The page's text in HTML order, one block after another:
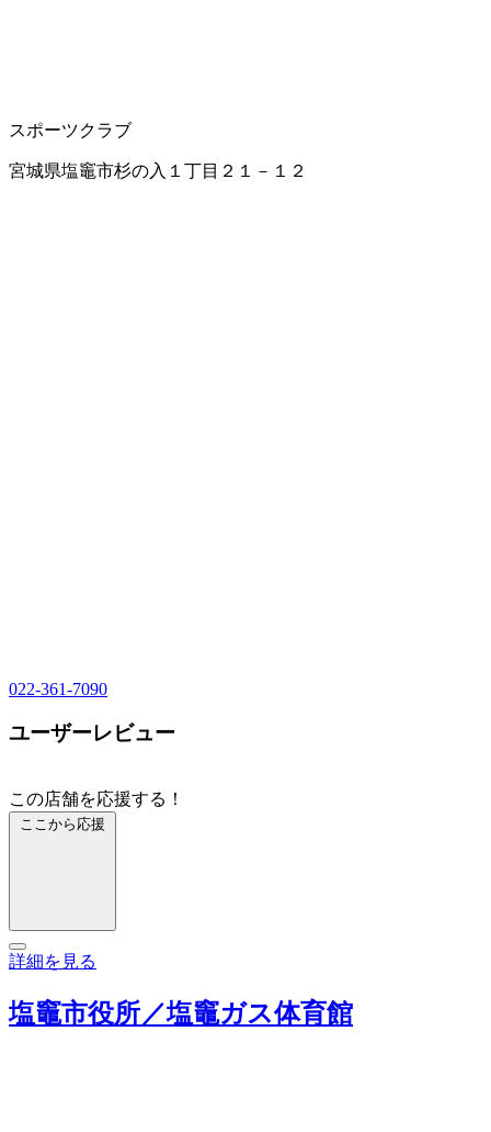
スポーツクラブ
宮城県塩竈市杉の入１丁目２１－１２
022-361-7090
ユーザーレビュー
この店舗を応援する！
ここから応援
詳細を見る
塩竈市役所／塩竈ガス体育館